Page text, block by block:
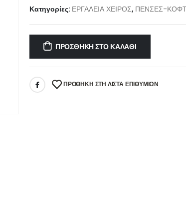
Κατηγορίες: ΕΡΓΑΛΕΙΑ ΧΕΙΡΟΣ, ΠΕΝΣΕΣ-
ΠΡΟΣΘΉΚΗ ΣΤΟ ΚΑΛΆΘΙ
ΠΡΌΘΉΚΗ ΣΤΗ ΛΊΣΤΑ ΕΠΙΘΥΜΙΏΝ